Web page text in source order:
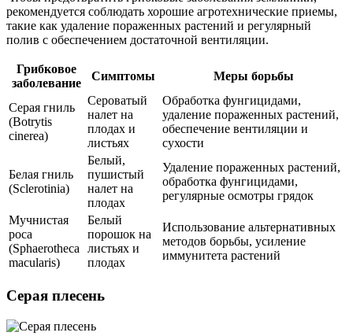
рекомендуется соблюдать хорошие агротехнические приемы,
такие как удаление пораженных растений и регулярный
полив с обеспечением достаточной вентиляции.
Грибковое
заболевание
Симптомы Меры борьбы
Серая гниль
(Botrytis
cinerea)
Сероватый
налет на
плодах и
листьях
Обработка фунгицидами,
удаление пораженных растений,
обеспечение вентиляции и
сухости
Белая гниль
(Sclerotinia)
Белый,
пушистый
налет на
плодах
Удаление пораженных растений,
обработка фунгицидами,
регулярные осмотры грядок
Мучнистая
роса
(Sphaerotheca
macularis)
Белый
порошок на
листьях и
плодах
Использование альтернативных
методов борьбы, усиление
иммунитета растений
Серая плесень